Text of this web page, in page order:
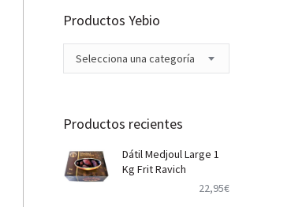
Productos Yebio
Selecciona una categoría
Productos recientes
Dátil Medjoul Large 1
Kg Frit Ravich
22,95€